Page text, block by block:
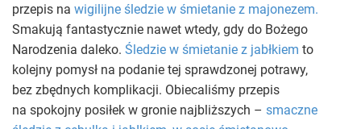
przepis na wigilijne śledzie w śmietanie z majonezem.
Smakują fantastycznie nawet wtedy, gdy do Bożego
Narodzenia daleko. Śledzie w śmietanie z jabłkiem to
kolejny pomysł na podanie tej sprawdzonej potrawy,
bez zbędnych komplikacji. Obiecaliśmy przepis
na spokojny posiłek w gronie najbliższych – smaczne